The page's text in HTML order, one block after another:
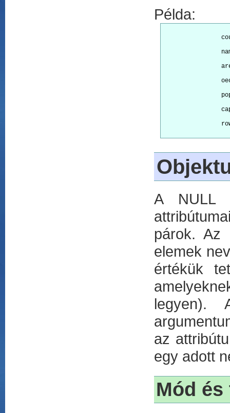
Példa:
A NULL
párok. Az
elemek
értékük
legyen).
az
egy adott
Mód